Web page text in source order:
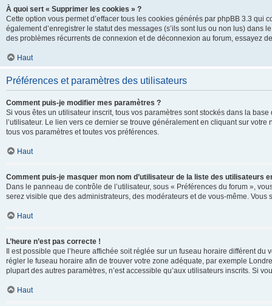
À quoi sert « Supprimer les cookies » ?
Cette option vous permet d’effacer tous les cookies générés par phpBB 3.3
également d’enregistrer le statut des messages (s’ils sont lus ou non lus)
des problèmes récurrents de connexion et de déconnexion au forum, essayez
Haut
Préférences et paramètres des utilisateurs
Comment puis-je modifier mes paramètres ?
Si vous êtes un utilisateur inscrit, tous vos paramètres sont stockés dans la
l’utilisateur. Le lien vers ce dernier se trouve généralement en cliquant sur
tous vos paramètres et toutes vos préférences.
Haut
Comment puis-je masquer mon nom d’utilisateur de la liste des utilisateurs
Dans le panneau de contrôle de l’utilisateur, sous « Préférences du forum »,
serez visible que des administrateurs, des modérateurs et de vous-même.
Haut
L’heure n’est pas correcte !
Il est possible que l’heure affichée soit réglée sur un fuseau horaire différent
régler le fuseau horaire afin de trouver votre zone adéquate, par exemple
plupart des autres paramètres, n’est accessible qu’aux utilisateurs inscrits. Si
Haut